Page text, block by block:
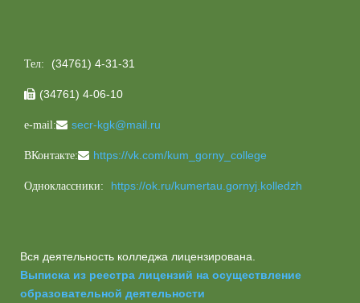
Тел: (34761) 4-31-31
 (34761) 4-06-10
e-mail: secr-kgk@mail.ru
ВКонтакте: https://vk.com/kum_gorny_college
Одноклассники: https://ok.ru/kumertau.gornyj.kolledzh
Вся деятельность колледжа лицензирована.
Выписка из реестра лицензий на осуществление
образовательной деятельности